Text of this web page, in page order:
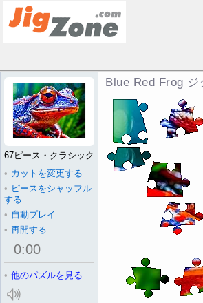
Blue Red Frog ジ
67ピース・クラシック
• カットを変更する
• ピースをシャッフル
する
• 自動プレイ
• 再開する
0:00
• 他のパズルを見る